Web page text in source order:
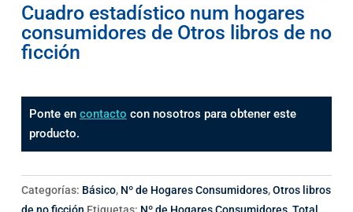
Cuadro estadístico num hogares
consumidores de Otros libros de no
ficción
Ponte en contacto con nosotros para obtener este
producto.
Categorías: Básico, Nº de Hogares Consumidores,Otros libros
de no ficción Etiquetas: Nº de Hogares Consumidores,Total